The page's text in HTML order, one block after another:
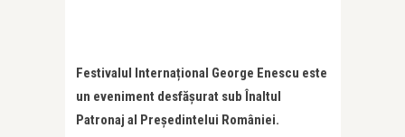
Festivalul Internațional George Enescu este
un eveniment desfășurat sub Înaltul
Patronaj al Președintelui României.